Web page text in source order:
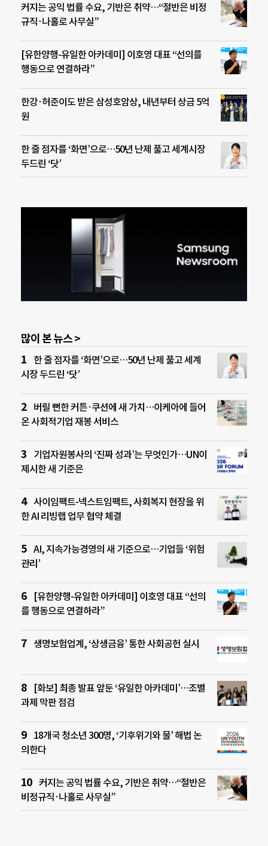
커지는 공익 법률 수요, 기반은 취약…“절반은 비정
규직·나홀로 사무실”
[유한양행-유일한 아카데미] 이호영 대표 “선의를
행동으로 연결하라”
한강·허준이도 받은 삼성호암상, 내년부터 상금 5억
원
한 줄 점자를 ‘화면’으로…50년 난제 풀고 세계시장
두드린 ‘닷’
많이 본 뉴스 >
한 줄 점자를 ‘화면’으로…50년 난제 풀고 세계
시장 두드린 ‘닷’
버릴 뻔한 커튼·쿠션에 새 가치…이케아에 들어
온 사회적기업 재봉 서비스
기업자원봉사의 ‘진짜 성과’는 무엇인가…UN이
제시한 새 기준은
사이임팩트-넥스트임팩트, 사회복지 현장을 위
한 AI 리빙랩 업무 협약 체결
AI, 지속가능경영의 새 기준으로…기업들 ‘위험
관리’
[유한양행-유일한 아카데미] 이호영 대표 “선의
를 행동으로 연결하라”
생명보험업계, ‘상생금융’ 통한 사회공헌 실시
[화보] 최종 발표 앞둔 ‘유일한 아카데미’…조별
과제 막판 점검
18개국 청소년 300명, ‘기후위기와 물’ 해법 논
의한다
커지는 공익 법률 수요, 기반은 취약…“절반은
비정규직·나홀로 사무실”